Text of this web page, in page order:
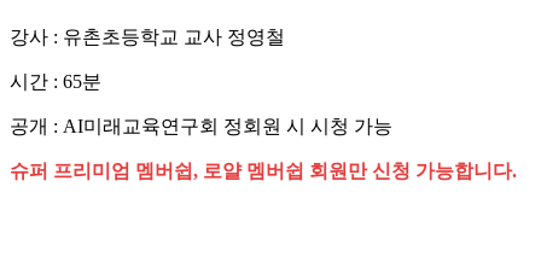
강사 : 유촌초등학교 교사 정영철
시간 : 65분
공개 : AI미래교육연구회 정회원 시 시청 가능
슈퍼 프리미엄 멤버쉽, 로얄 멤버쉽 회원만 신청 가능합니다.